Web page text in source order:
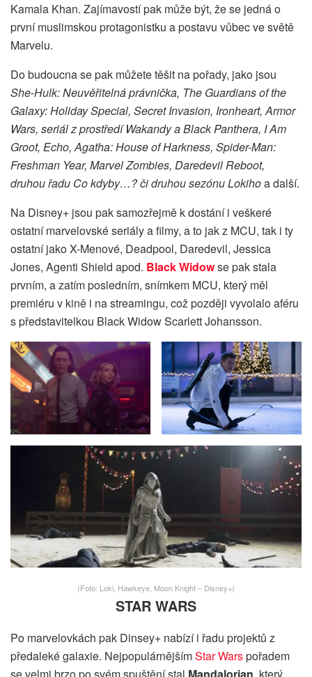
Kamala Khan. Zajímavostí pak může být, že se jedná o
první muslimskou protagonistku a postavu vůbec ve světě
Marvelu.
Do budoucna se pak můžete těšit na pořady, jako jsou
She-Hulk: Neuvěřitelná právnička, The Guardians of the
Galaxy: Holiday Special, Secret Invasion, Ironheart, Armor
Wars, seriál z prostředí Wakandy a Black Panthera, I Am
Groot, Echo, Agatha: House of Harkness, Spider-Man:
Freshman Year, Marvel Zombies, Daredevil Reboot,
druhou řadu Co kdyby…? či druhou sezónu Lokihoa další.
Na Disney+ jsou pak samozřejmě k dostání i veškeré
ostatní marvelovské seriály a filmy, a to jak z MCU, tak i ty
ostatní jako X-Menové, Deadpool, Daredevil, Jessica
Jones, Agenti Shield apod. Black Widowse pak stala
prvním, a zatím posledním, snímkem MCU, který měl
premiéru v kině i na streamingu, což později vyvolalo aféru
s představitelkou Black Widow Scarlett Johansson.
(Foto: Loki, Hawkeye, Moon Knight – Disney+)
STAR WARS
Po marvelovkách pak Dinsey+ nabízí i řadu projektů z
předaleké galaxie. NejpopulárnějšímStar Warspořadem
se velmi brzo po svém spuštění stal Mandalorian , který